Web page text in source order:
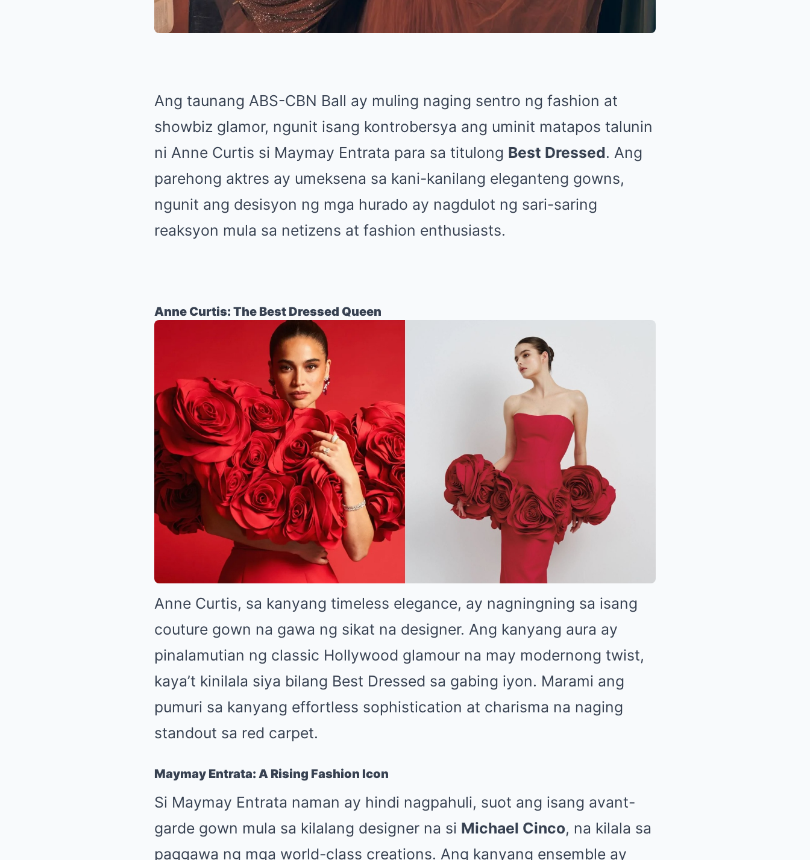
Ang taunang ABS-CBN Ball ay muling naging sentro ng fashion at
showbiz glamor, ngunit isang kontrobersya ang uminit matapos talunin
ni Anne Curtis si Maymay Entrata para sa titulong Best Dressed. Ang
parehong aktres ay umeksena sa kani-kanilang eleganteng gowns,
ngunit ang desisyon ng mga hurado ay nagdulot ng sari-saring
reaksyon mula sa netizens at fashion enthusiasts.
Anne Curtis: The Best Dressed Queen
Anne Curtis, sa kanyang timeless elegance, ay nagningning sa isang
couture gown na gawa ng sikat na designer. Ang kanyang aura ay
pinalamutian ng classic Hollywood glamour na may modernong twist,
kaya’t kinilala siya bilang Best Dressed sa gabing iyon. Marami ang
pumuri sa kanyang effortless sophistication at charisma na naging
standout sa red carpet.
Maymay Entrata: A Rising Fashion Icon
Si Maymay Entrata naman ay hindi nagpahuli, suot ang isang avant-
garde gown mula sa kilalang designer na si Michael Cinco, na kilala sa
paggawa ng mga world-class creations. Ang kanyang ensemble ay